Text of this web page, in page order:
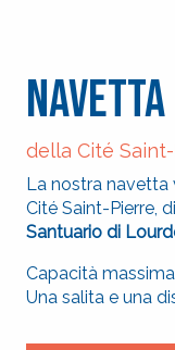
Navetta
della Cité
La nostra navetta
Cité Saint-Pierre,
Santuario di
Capacità
Una salita e una